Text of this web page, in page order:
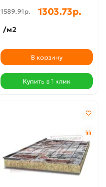
1589.91р. 1303.73р.
/м2
В корзину
Купить в 1 клик